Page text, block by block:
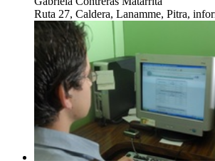
Ruta 27, Caldera, Lanamme, Pitra,